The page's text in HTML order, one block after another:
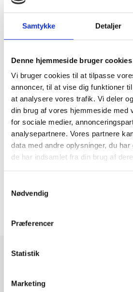
Samtykke Detaljer
Denne hjemmeside bruger cookies
Vi bruger cookies til at tilpasse
annoncer, til at vise dig funktioner
at analysere vores trafik. Vi deler
din brug af vores hjemmeside med
for sociale medier,
analysepartnere. Vores partnere
data med andre oplysninger, du
de har indsamlet fra din brug af
Nødvendig
Præferencer
Statistik
Marketing
ornare justo id est sodales, nec
Lorem ipsum dolor sit amet, consectetur
ornare justo id est sodales, nec
condimentum. Maecenas eu mi nec
eget velit. Suspendisse rhoncus ante id
Etiam sit amet purus eu odio sollicitudin
dictum enim semper neque scelerisque
Pellentesque nec venenatis mauris, vel
Suspendisse sollicitudin congue purus,
efficitur, enim mauris dapibus libero, ac